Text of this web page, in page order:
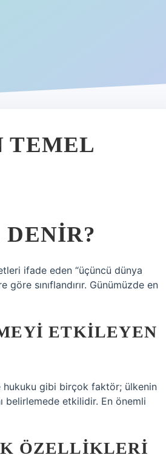
TEMEL
ifade eden “üçüncü dünya
sınıflandırır. Günümüzde en
ETKILEYEN
hukuku gibi birçok faktör; ülkenin
belirlemede etkilidir. En önemli
ÖZELLIKLERI